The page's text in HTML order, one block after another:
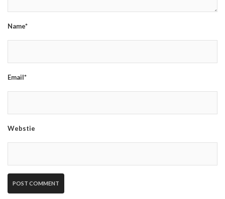
Name*
Email*
Webstie